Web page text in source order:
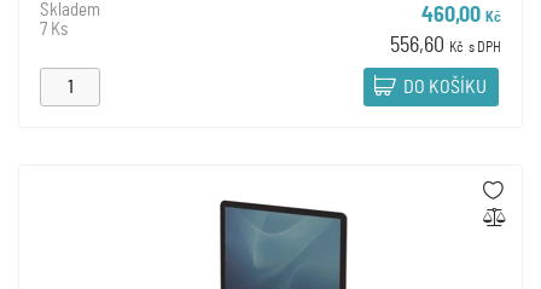
Skladem
7 Ks
460,00 Kč
556,60 Kč s DPH
DO KOŠÍKU